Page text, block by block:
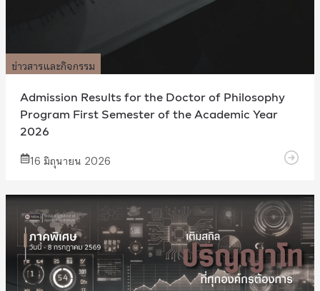
ข่าวสารและกิจกรรม
Admission Results for the Doctor of Philosophy
Program First Semester of the Academic Year
2026
16 มิถุนายน 2026